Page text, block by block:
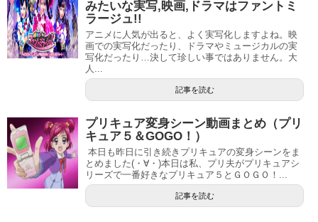
スポンサーリンク
みたいな実写,映画,ドラマはファントミ
ラージュ!!
アニメに人気が出ると、よく実写化しますよね。映
画での実写化だったり、ドラマやミュージカルの実
写化だったり…決して珍しい事ではありません。大
人...
記事を読む
プリキュア変身シーン動画まとめ（プリ
キュア５＆GOGO！）
本日も昨日に引き続きプリキュアの変身シーンをま
とめました(・∀・)本日は私、プリ夫がプリキュアシ
リーズで一番好きなプリキュア５とＧＯＧＯ！...
記事を読む